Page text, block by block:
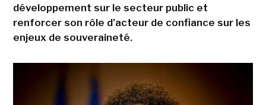
développement sur le secteur public et
renforcer son rôle d'acteur de confiance sur les
enjeux de souveraineté.